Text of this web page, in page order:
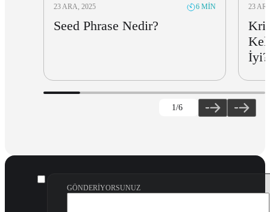
23 ARA, 2025 6 MIN
Seed Phrase Nedir?
23
İyi?
1 /6
GÖNDERIYORSUNUZ